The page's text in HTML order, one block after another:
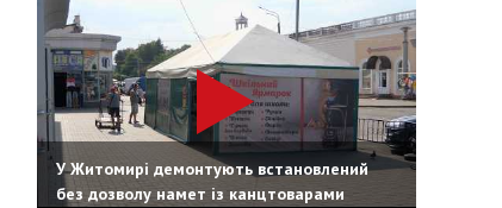
У Житомирі демонтують встановлений
без дозволу намет із канцтоварами